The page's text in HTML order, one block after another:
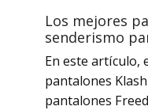
Los mejores
senderismo
En este artículo,
pantalones
pantalones